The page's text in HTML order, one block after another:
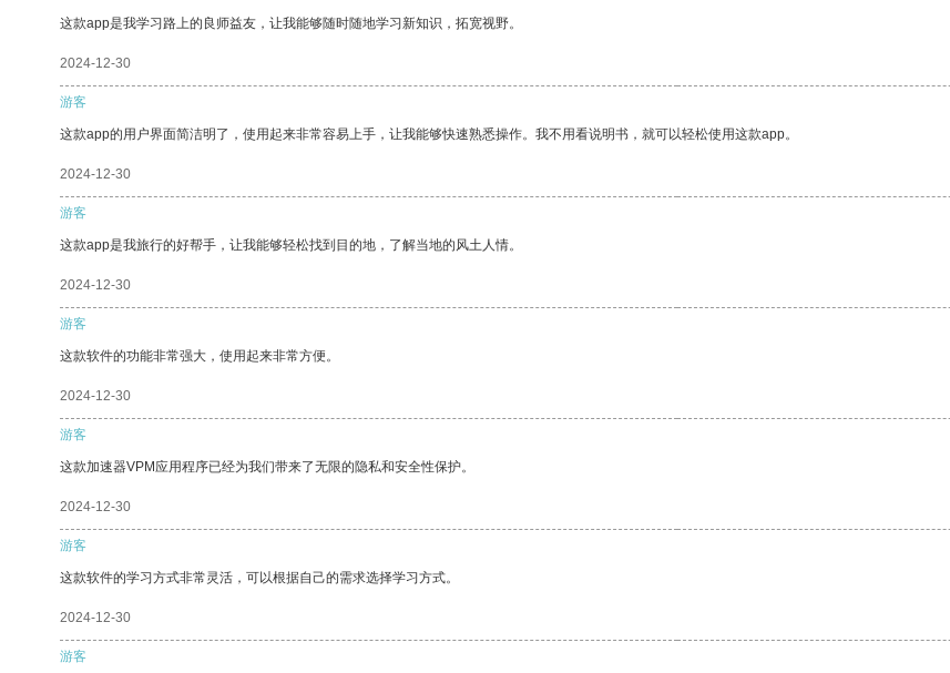
这款app是我学习路上的良师益友，让我能够随时随地学习新知识，拓宽视野。
2024-12-30
游客
这款app的用户界面简洁明了，使用起来非常容易上手，让我能够快速熟悉操作。我不用看说明书，就可以轻松使用这款app。
2024-12-30
游客
这款app是我旅行的好帮手，让我能够轻松找到目的地，了解当地的风土人情。
2024-12-30
游客
这款软件的功能非常强大，使用起来非常方便。
2024-12-30
游客
这款加速器VPM应用程序已经为我们带来了无限的隐私和安全性保护。
2024-12-30
游客
这款软件的学习方式非常灵活，可以根据自己的需求选择学习方式。
2024-12-30
游客